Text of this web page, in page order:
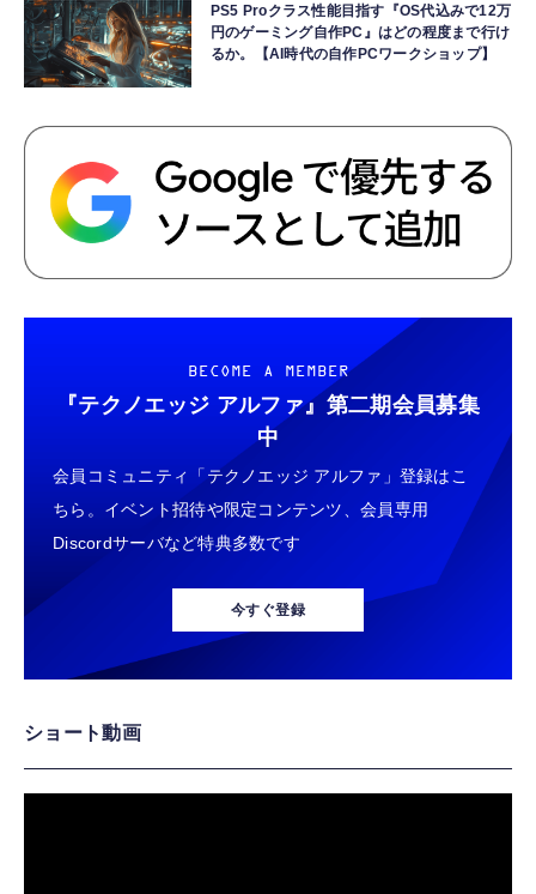
PS5 Proクラス性能目指す『OS代込みで12万
円のゲーミング自作PC』はどの程度まで行け
るか。【AI時代の自作PCワークショップ】
BECOME A MEMBER
『テクノエッジ アルファ』 第二期会員募集
中
会員コミュニティ「テクノエッジ アルファ」登録はこ
ちら。イベント招待や限定コンテンツ、会員専用
Discordサーバなど特典多数です
今すぐ登録
ショート動画